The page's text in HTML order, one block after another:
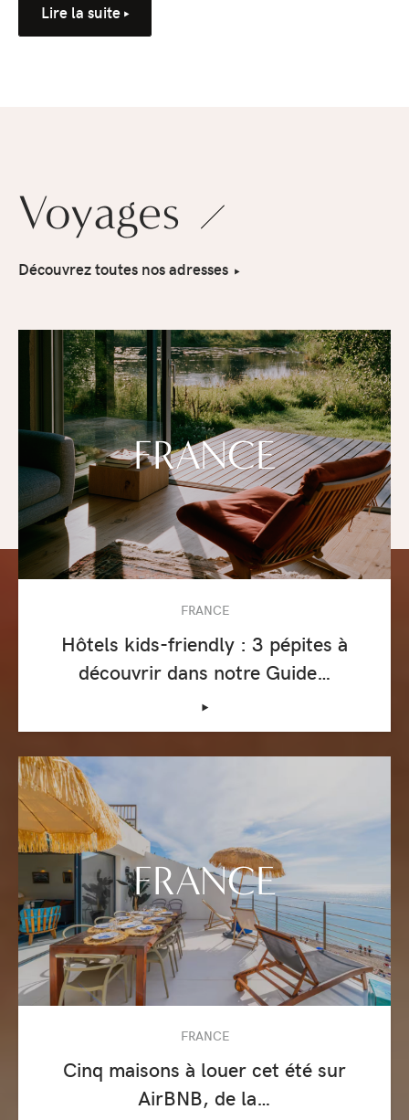
Lire la suite
Voyages
Découvrez toutes nos adresses
FRANCE
FRANCE
Hôtels kids-friendly : 3 pépites à
découvrir dans notre Guide…
‣
FRANCE
FRANCE
Cinq maisons à louer cet été sur
AirBNB, de la…